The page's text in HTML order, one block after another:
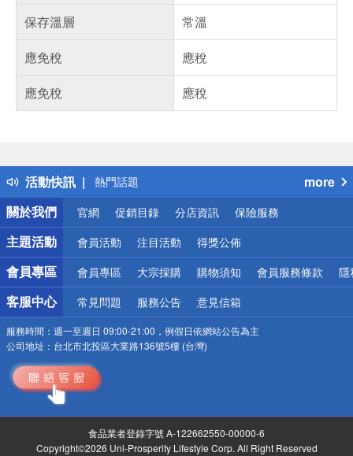
保存溫層
常溫
應免稅
應稅
應免稅
應稅
活動快訊
得獎公告
熱門話題
銀行優惠
偏遠地區配送
詐騙網頁！請小心！
more
關於我們
官網 促銷目錄 分店資訊 保險服務
主題活動 會員活動 注目活動 得獎公佈
會員專區 會員專區 大宗採購 購物須知 會員服務條款 隱
客服中心 常見問題 服務公告 意見信箱
服務時間： 週一至週日 09:00-21:00，例假日依網站公告為主
公司地址： 台北市北投區大業路136號5樓 (台灣)
食品業者登錄字號 A-122662550-00000-6
Copyright©2026 Uni-Prosperity Lifestyle Corp. All Right Reserved